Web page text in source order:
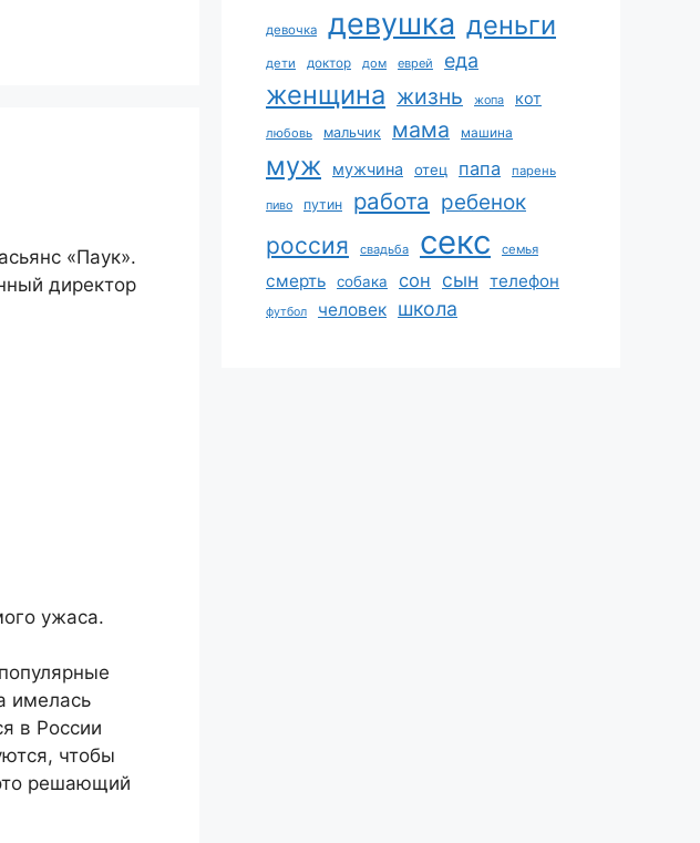
«Паук».
директор
ужаса.
имелась
в России
чтобы
решающий
девочка девушка деньги
дети доктор дом еврей еда
женщина жизнь жопа кот
любовь мальчик мама машина
муж мужчина отец папа парень
пиво путин работа ребенок
россия свадьба секс семья
смерть собака сон сын телефон
футбол человек школа